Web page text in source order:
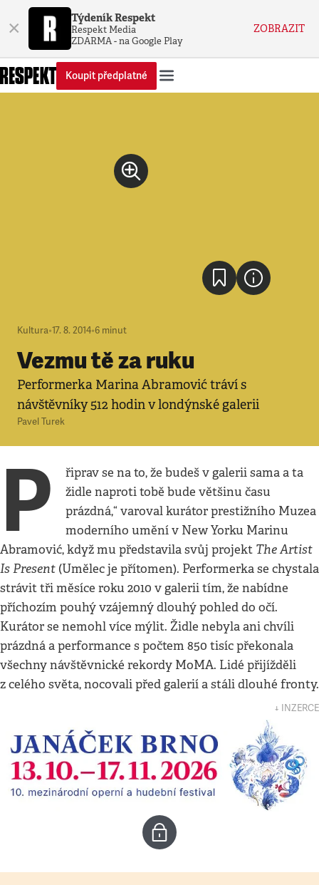
× Týdeník Respekt
Respekt Media
ZDARMA - na Google Play
ZOBRAZIT
Koupit předplatné
Kultura•17. 8. 2014•6 minut
Vezmu tě za ruku
Performerka Marina Abramović tráví s
návštěvníky 512 hodin v londýnské galerii
Pavel Turek
P
řiprav se na to, že budeš v galerii sama a ta
židle naproti tobě bude většinu času
prázdná,“ varoval kurátor prestižního Muzea
moderního umění v New Yorku Marinu
Abramović, když mu představila svůj projekt The Artist
Is Present (Umělec je přítomen). Performerka se chystala
strávit tři měsíce roku 2010 v galerii tím, že nabídne
příchozím pouhý vzájemný dlouhý pohled do očí.
Kurátor se nemohl více mýlit. Židle nebyla ani chvíli
prázdná a performance s počtem 850 tisíc překonala
všechny návštěvnické rekordy MoMA. Lidé přijížděli
z celého světa, nocovali před galerií a stáli dlouhé fronty.
↓ INZERCE